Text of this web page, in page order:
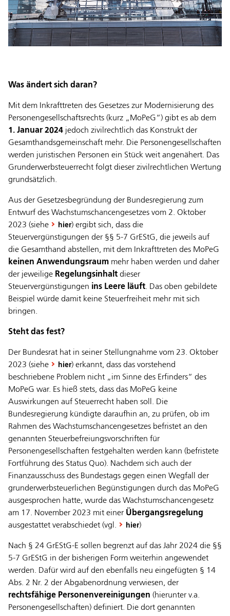
Was ändert sich daran?
Mit dem Inkrafttreten des Gesetzes zur Modernisierung des
Personengesellschaftsrechts (kurz „MoPeG“) gibt es ab dem
1. Januar 2024 jedoch zivilrechtlich das Konstrukt der
Gesamthandsgemeinschaft mehr. Die Personengesellschaften
werden juristischen Personen ein Stück weit angenähert. Das
Grunderwerbsteuerrecht folgt dieser zivilrechtlichen Wertung
grundsätzlich.
Aus der Gesetzesbegründung der Bundesregierung zum
Entwurf des Wachstumschancengesetzes vom 2. Oktober
2023 (siehe
hier) ergibt sich, dass die
Steuervergünstigungen der §§ 5-7 GrEStG, die jeweils auf
die Gesamthand abstellen, mit dem Inkrafttreten des MoPeG
keinen Anwendungsraum mehr haben werden und daher
der jeweilige Regelungsinhalt dieser
Steuervergünstigungen ins Leere läuft. Das oben gebildete
Beispiel würde damit keine Steuerfreiheit mehr mit sich
bringen.
Steht das fest?
Der Bundesrat hat in seiner Stellungnahme vom 23. Oktober
2023 (siehe
hier) erkannt, dass das vorstehend
beschriebene Problem nicht „im Sinne des Erfinders“ des
MoPeG war. Es hieß stets, dass das MoPeG keine
Auswirkungen auf Steuerrecht haben soll. Die
Bundesregierung kündigte daraufhin an, zu prüfen, ob im
Rahmen des Wachstumschancengesetzes befristet an den
genannten Steuerbefreiungsvorschriften für
Personengesellschaften festgehalten werden kann (befristete
Fortführung des Status Quo). Nachdem sich auch der
Finanzausschuss des Bundestags gegen einen Wegfall der
grunderwerbsteuerlichen Begünstigungen durch das MoPeG
ausgesprochen hatte, wurde das Wachstumschancengesetz
am 17. November 2023 mit einer Übergangsregelung
ausgestattet verabschiedet (vgl.
hier)
Nach § 24 GrEStG-E sollen begrenzt auf das Jahr 2024 die §§
5-7 GrEStG in der bisherigen Form weiterhin angewendet
werden. Dafür wird auf den ebenfalls neu eingefügten § 14
Abs. 2 Nr. 2 der Abgabenordnung verwiesen, der
rechtsfähige Personenvereinigungen (hierunter v.a.
Personengesellschaften) definiert. Die dort genannten